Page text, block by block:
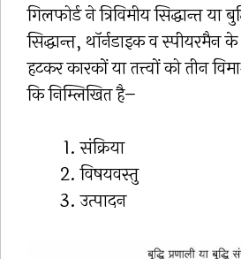
गिलफोर्ड ने त्रिविमीय सिद्धान्त या
सिद्धान्त, थॉर्नडाइक व स्पीयरमैन
हटकर कारकों या तत्त्वों को तीन
कि निम्लिखित है–
संक्रिया
विषयवस्तु
उत्पादन